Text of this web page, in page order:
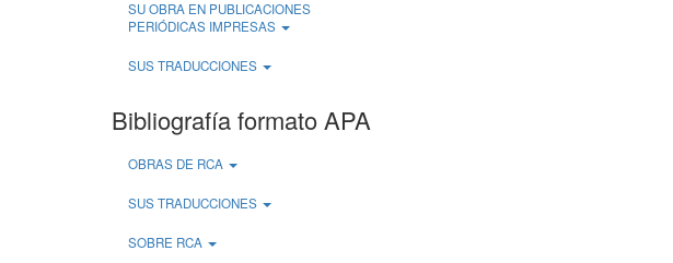
SU OBRA EN PUBLICACIONES
PERIÓDICAS IMPRESAS
SUS TRADUCCIONES
Bibliografía formato APA
OBRAS DE RCA
SUS TRADUCCIONES
SOBRE RCA